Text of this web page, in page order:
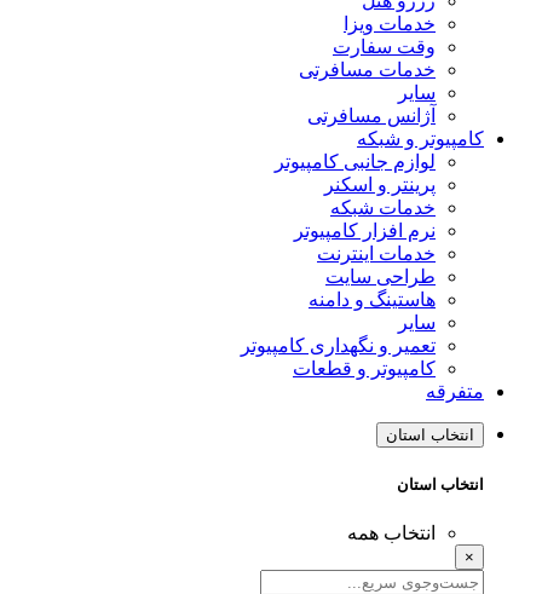
خدمات ویزا
وقت سفارت
خدمات مسافرتی
سایر
آژانس مسافرتی
کامپیوتر و شبکه
لوازم جانبی کامپیوتر
پرینتر و اسکنر
خدمات شبکه
نرم افزار کامپیوتر
خدمات اینترنت
طراحی سایت
هاستینگ و دامنه
سایر
تعمیر و نگهداری کامپیوتر
کامپیوتر و قطعات
متفرقه
انتخاب استان
انتخاب استان
انتخاب همه
×